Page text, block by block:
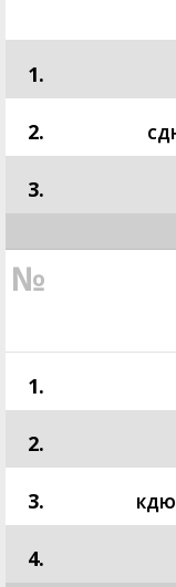
1.
2.
3.
№
1.
2.
3.
4.